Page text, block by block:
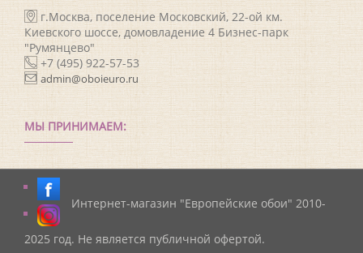
г.Москва, поселение Московский, 22-ой км.
Киевского шоссе, домовладение 4 Бизнес-парк
"Румянцево"
+7 (495) 922-57-53
admin@oboieuro.ru
МЫ ПРИНИМАЕМ:
Интернет-магазин "Европейские обои" 2010-
2025 год. Не является публичной офертой.